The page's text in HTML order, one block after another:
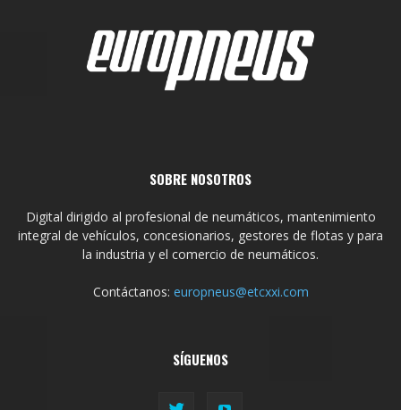
SOBRE NOSOTROS
Digital dirigido al profesional de neumáticos, mantenimiento
integral de vehículos, concesionarios, gestores de flotas y para
la industria y el comercio de neumáticos.
Contáctanos: europneus@etcxxi.com
SÍGUENOS